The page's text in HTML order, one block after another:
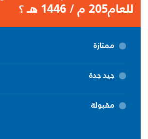
للعام205 م / 1446 هـ ؟
ممتازة
جيد جدة
مقبولة